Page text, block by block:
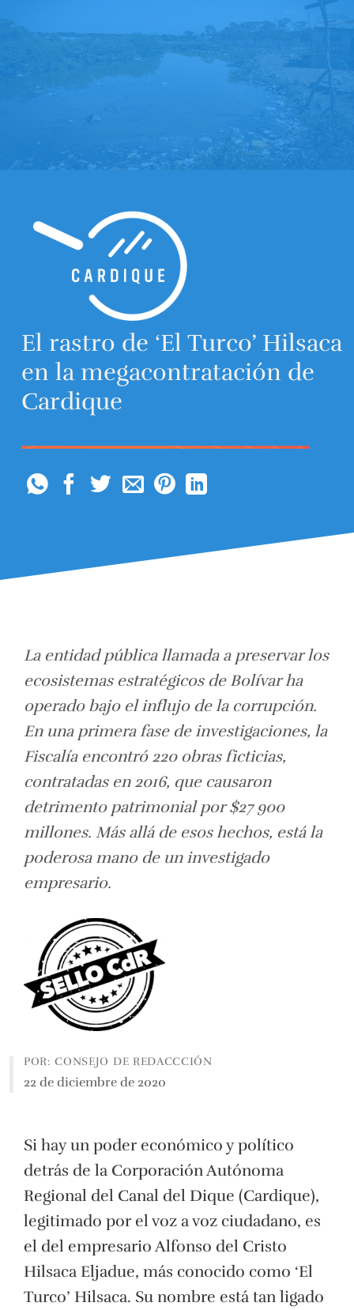
El rastro de ‘El Turco’ Hilsaca
en la megacontratación de
Cardique
La entidad pública llamada a preservar los
ecosistemas estratégicos de Bolívar ha
operado bajo el influjo de la corrupción.
En una primera fase de investigaciones, la
Fiscalía encontró 220 obras ficticias,
contratadas en 2016, que causaron
detrimento patrimonial por $27 900
millones. Más allá de esos hechos, está la
poderosa mano de un investigado
empresario.
POR: CONSEJO DE REDACCCIÓN
22 de diciembre de 2020
Si hay un poder económico y político
detrás de la Corporación Autónoma
Regional del Canal del Dique (Cardique),
legitimado por el voz a voz ciudadano, es
el del empresario Alfonso del Cristo
Hilsaca Eljadue, más conocido como ‘El
Turco’ Hilsaca. Su nombre está tan ligado